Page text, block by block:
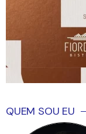
QUEM SOU EU